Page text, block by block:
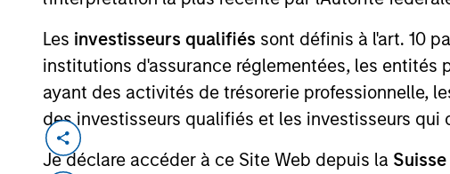
Les investisseurs qualifiés sont définis à l'art. 10
institutions d'assurance réglementées, les
ayant des activités de trésorerie professionnelle,
des investisseurs qualifiés et les investisseurs
Je déclare accéder à ce Site Web depuis la Suisse
Présentation générale Produits